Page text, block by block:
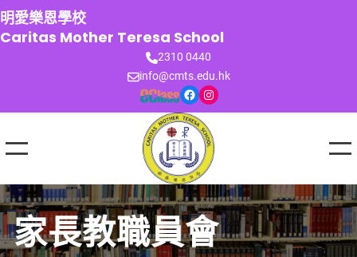
跳
至
主
明愛樂恩學校
Caritas Mother Teresa School
2310 0440
info@cmts.edu.hk
Facebook Instagram
家長教職員會